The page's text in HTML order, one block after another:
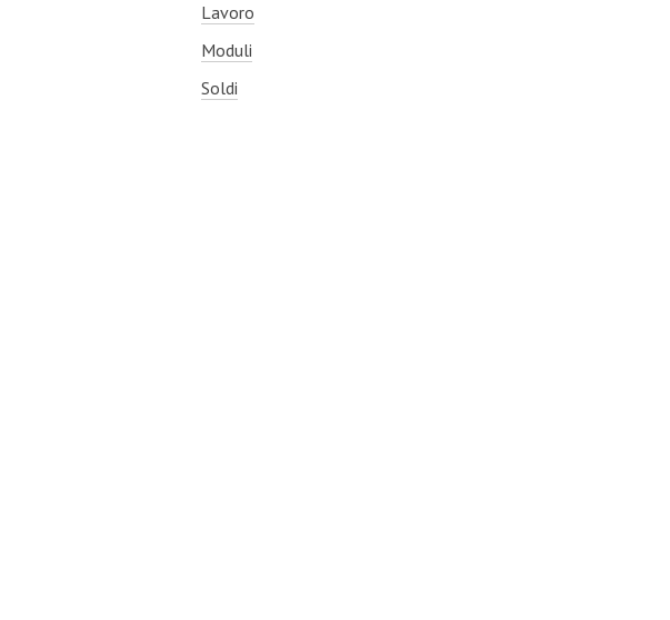
Lavoro
Moduli
Soldi